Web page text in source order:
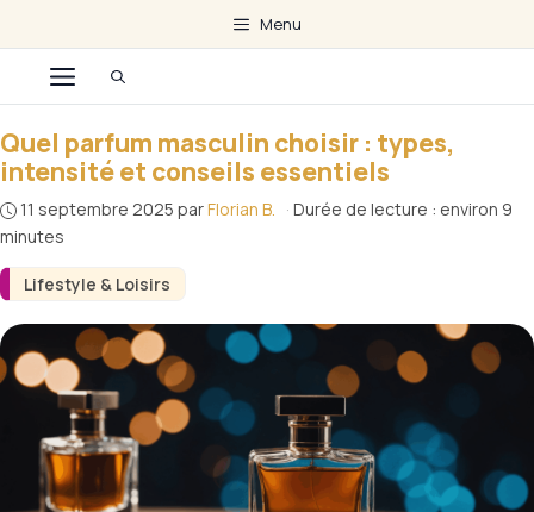
au
contenu
Menu
Menu
Lifestyle & Loisirs
Quel parfum masculin choisir : types,
intensité et conseils essentiels
11 septembre 2025 parFlorian B. · Durée de lecture : environ 9
minutes